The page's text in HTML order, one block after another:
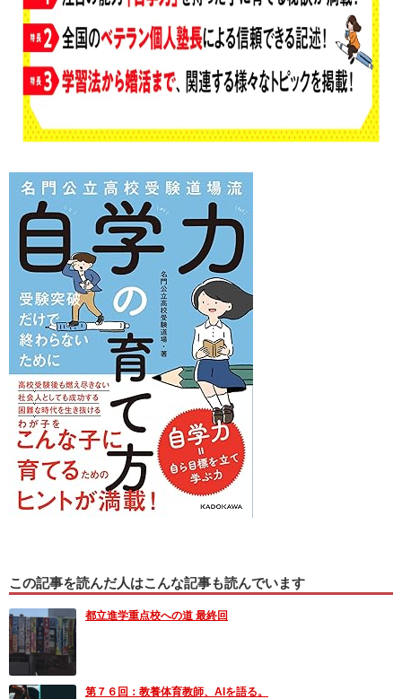
この記事を読んだ人はこんな記事も読んでいます
都立進学重点校への道 最終回
第７６回：教養体育教師、AIを語る。